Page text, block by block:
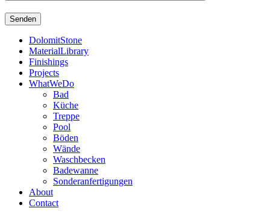
DolomitStone
MaterialLibrary
Finishings
Projects
WhatWeDo
Bad
Küche
Treppe
Pool
Böden
Wände
Waschbecken
Badewanne
Sonderanfertigungen
About
Contact